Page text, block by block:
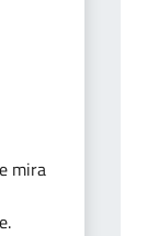
mira